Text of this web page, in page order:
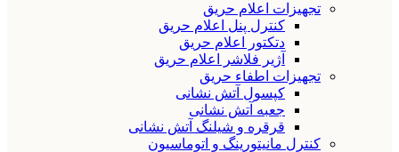
تجهیزات اعلام حریق
کنترل پنل اعلام حریق
دتکتور اعلام حریق
آژیر فلاشر اعلام حریق
تجهیزات اطفاء حریق
کپسول آتش نشانی
جعبه آتش نشانی
قرقره و شیلنگ آتش نشانی
کنترل مانیتورینگ و اتوماسیون